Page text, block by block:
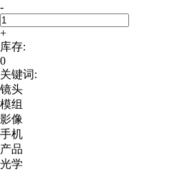
-
+
库存:
0
关键词:
镜头
模组
影像
手机
产品
光学